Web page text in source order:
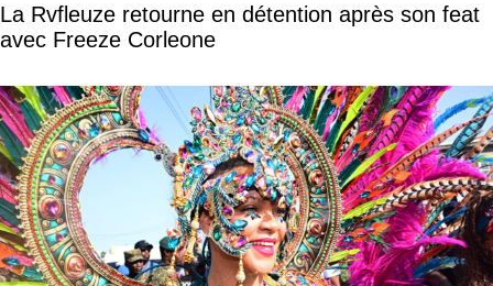
La Rvfleuze retourne en détention après son feat
avec Freeze Corleone